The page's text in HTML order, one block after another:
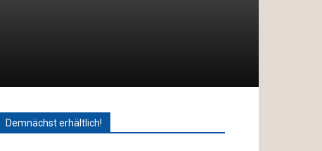
Demnächst erhältlich!